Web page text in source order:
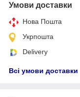
Умови доставки
Нова Пошта
Укрпошта
Delivery
Всі умови доставки